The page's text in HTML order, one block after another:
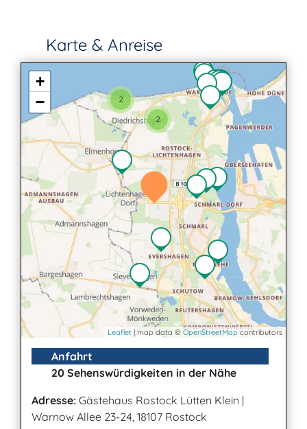
Karte & Anreise
2
2
+
−
Leaflet | map data © OpenStreetMapcontributors
Anfahrt
20 Sehenswürdigkeiten in der Nähe
Adresse: Gästehaus Rostock Lütten Klein |
Warnow Allee 23-24, 18107 Rostock